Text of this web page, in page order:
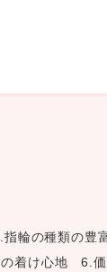
プブログ
指輪の種類の
着け心地 6.